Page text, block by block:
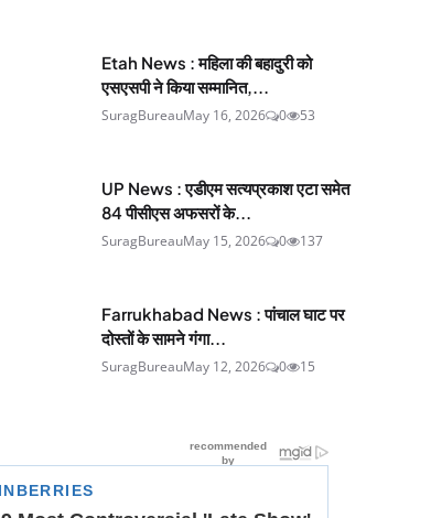
Etah News : महिला की बहादुरी को
एसएसपी ने किया सम्मानित,...
SuragBureauMay 16, 2026 0 53
UP News : एडीएम सत्यप्रकाश एटा समेत
84 पीसीएस अफसरों के...
SuragBureauMay 15, 2026 0 137
Farrukhabad News : पांचाल घाट पर
दोस्तों के सामने गंगा...
SuragBureauMay 12, 2026 0 15